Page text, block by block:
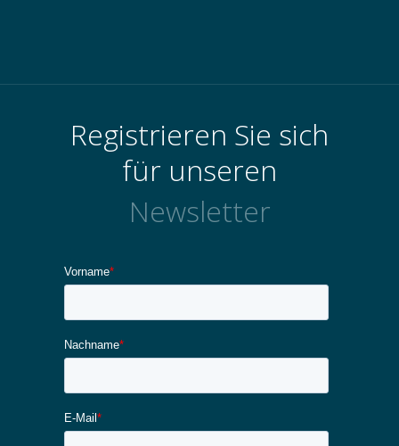
Kontakt
Registrieren Sie sich
für unseren
Newsletter